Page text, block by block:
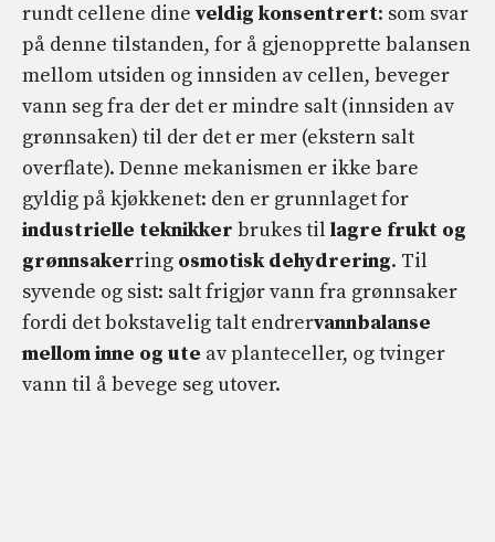
rundt cellene dine veldig konsentrert: som svar
på denne tilstanden, for å gjenopprette balansen
mellom utsiden og innsiden av cellen, beveger
vann seg fra der det er mindre salt (innsiden av
grønnsaken) til der det er mer (ekstern salt
overflate). Denne mekanismen er ikke bare
gyldig på kjøkkenet: den er grunnlaget for
industrielle teknikker brukes til lagre frukt og
grønnsakerring osmotisk dehydrering. Til
syvende og sist: salt frigjør vann fra grønnsaker
fordi det bokstavelig talt endrervannbalanse
mellom inne og ute av planteceller, og tvinger
vann til å bevege seg utover.